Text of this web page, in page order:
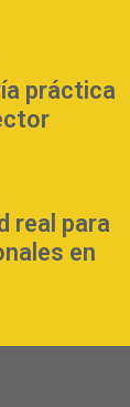
práctica
real para
en